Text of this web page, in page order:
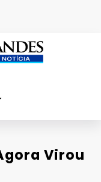
Virou